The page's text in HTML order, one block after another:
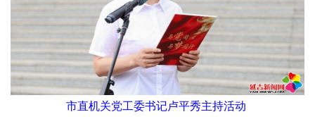
市直机关党工委书记卢平秀主持活动